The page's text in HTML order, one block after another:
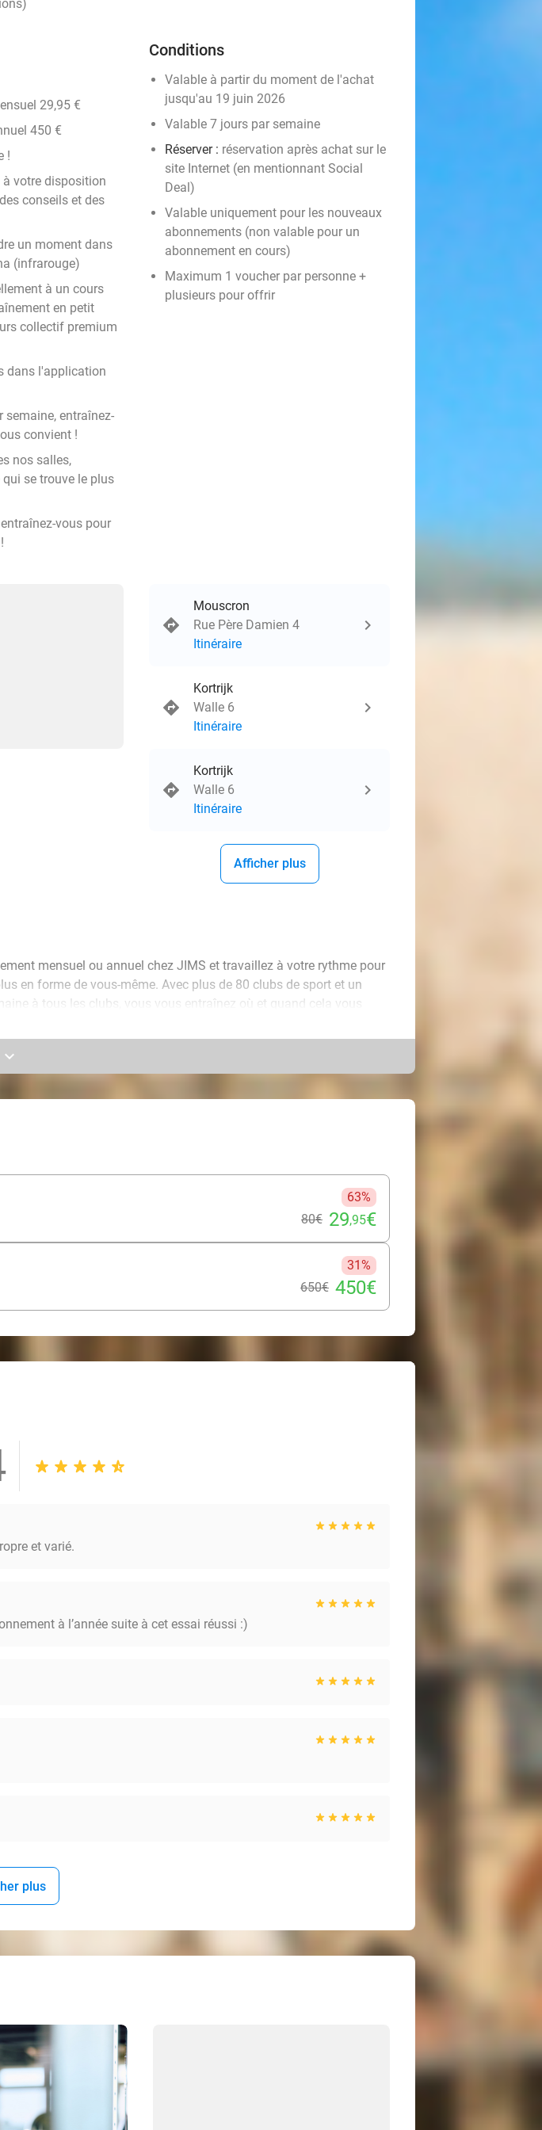
29,95 €
450 €
!
votre disposition
conseils et des
un moment dans
(infrarouge)
à un cours
en petit
collectif premium
dans l'application
semaine, entraînez-
convient !
nos salles,
qui se trouve le plus
vous pour
Conditions
Valable à partir du moment de l'achat
jusqu'au 19 juin 2026
Valable 7 jours par semaine
Réserver : réservation après achat sur le
site Internet (en mentionnant Social
Deal)
Valable uniquement pour les nouveaux
abonnements (non valable pour un
abonnement en cours)
Maximum 1 voucher par personne +
plusieurs pour offrir
Mouscron
Rue Père Damien 4
Itinéraire
Kortrijk
Walle 6
Itinéraire
Kortrijk
Walle 6
Itinéraire
Afficher plus
mensuel ou annuel chez JIMS et travaillez à votre rythme pour
en forme de vous-même. Avec plus de 80 clubs de sport et un
à tous les clubs, vous vous entraînez où et quand cela vous
est toujours à votre disposition pour vous aider avec des conseils
à l'application JIMS et à ses programmes d'entraînement, vous
objectifs et tirez le meilleur parti de vos séances.
collectifs dans les cubes. Après l'effort, détendez-vous
sauna (infrarouge) ou installez-vous dans l'agréable salon. Vous
accompagnement et détente dans l'un des nombreux clubs JIMS.
keyboard_arrow_down
63%
80€ 29,95€
31%
650€ 450€
et varié.
à l’année suite à cet essai réussi :)
plus